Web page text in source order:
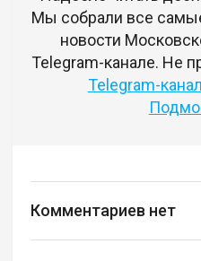
Мы собрали все
новости
Telegram-канале. Не
Telegram-
Комментариев нет